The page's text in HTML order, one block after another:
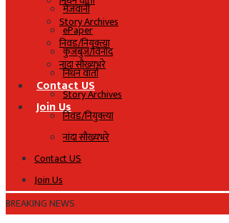
Story Archives
निवड/नियुक्त्या
नांदा सौख्यभरे
Contact US
Join Us
मेजवानी
ePaper
कुजबुज/विनोद
निधन वार्ता
Story Archives
निवड/नियुक्त्या
नांदा सौख्यभरे
Contact US
Join Us
BREAKING NEWS